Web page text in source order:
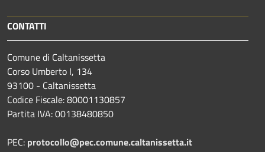
CONTATTI
Comune di Caltanissetta
Corso Umberto I, 134
93100 - Caltanissetta
Codice Fiscale: 80001130857
Partita IVA: 00138480850
PEC: protocollo@pec.comune.caltanissetta.it